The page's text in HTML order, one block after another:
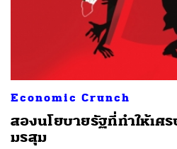
Economic Crunch
สองนโยบายรัฐที่ทำให้เศ
มรสุม